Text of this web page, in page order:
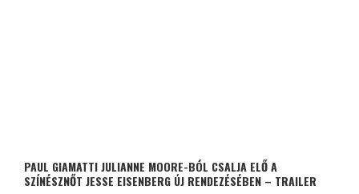
PAUL GIAMATTI JULIANNE MOORE-BÓL CSALJA ELŐ A
SZÍNÉSZNŐT JESSE EISENBERG ÚJ RENDEZÉSÉBEN – TRAILER